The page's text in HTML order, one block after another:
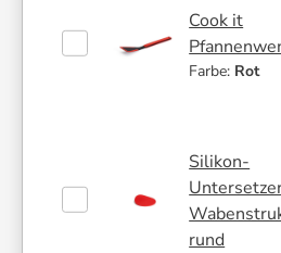
Cook it
Farbe: Rot
Silikon-
rund